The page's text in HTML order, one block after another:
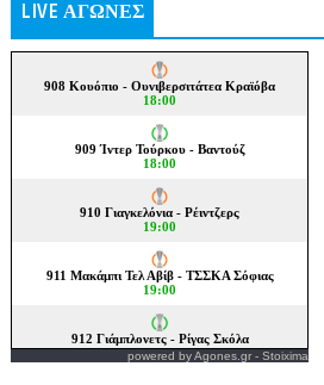
LIVE ΑΓΩΝΕΣ
powered byAgones.gr- Stoixima